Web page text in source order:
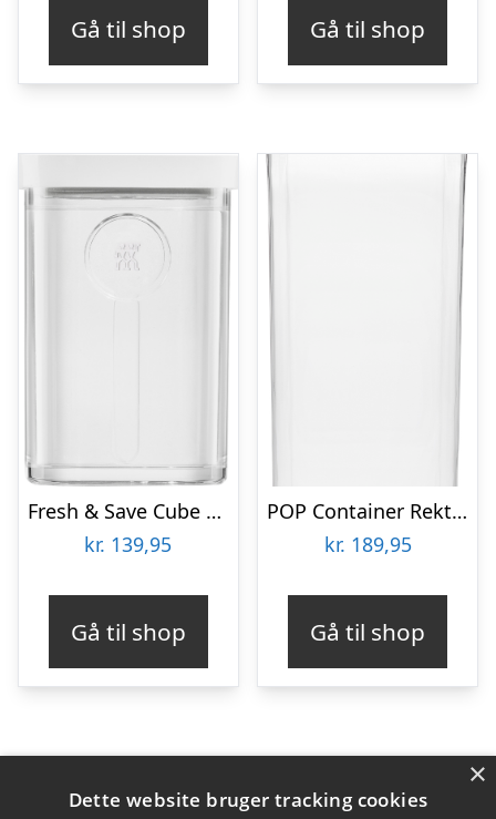
Gå til shop Gå til shop
Fresh & Save Cube Beholder 2S Genhv
kr. 139,95
Gå til shop
POP Container Rektangulær, 2,6L
kr. 189,95
Gå til shop
Varekategorier
×
Dette website bruger tracking cookies